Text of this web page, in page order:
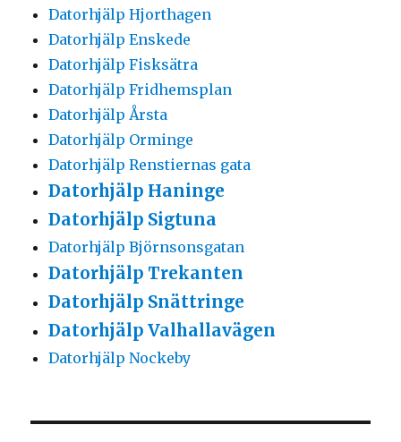
Datorhjälp Hjorthagen
Datorhjälp Enskede
Datorhjälp Fisksätra
Datorhjälp Fridhemsplan
Datorhjälp Årsta
Datorhjälp Orminge
Datorhjälp Renstiernas gata
Datorhjälp Haninge
Datorhjälp Sigtuna
Datorhjälp Björnsonsgatan
Datorhjälp Trekanten
Datorhjälp Snättringe
Datorhjälp Valhallavägen
Datorhjälp Nockeby